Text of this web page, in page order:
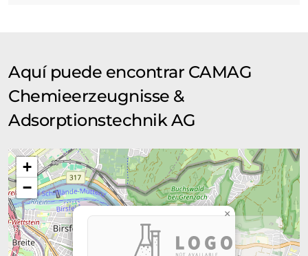
Aquí puede encontrar CAMAG
Chemieerzeugnisse &
Adsorptionstechnik AG
×
+
−